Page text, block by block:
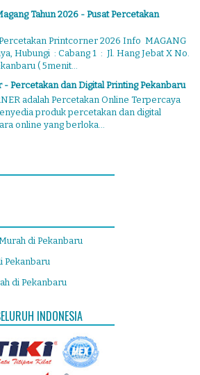
Tahun 2026 - Pusat Percetakan
Printcorner 2026 Info MAGANG
Hubungi : Cabang 1 : Jl. Hang Jebat X No.
( 5menit...
Percetakan dan Digital Printing Pekanbaru
adalah Percetakan Online Terpercaya
produk percetakan dan digital
online yang berloka...
di Pekanbaru
Pekanbaru
di Pekanbaru
INDONESIA